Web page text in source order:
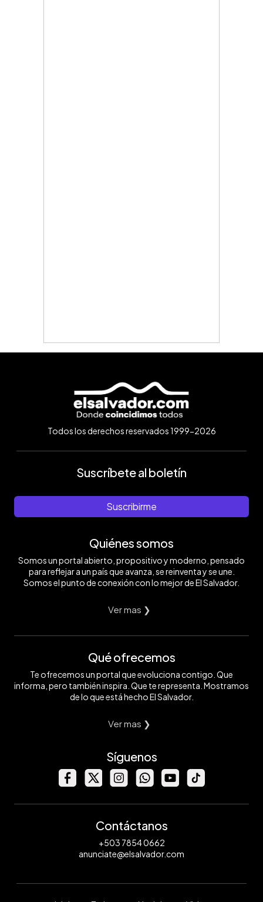
Todos los derechos reservados 1999-2026
Suscríbete al boletín
Suscribirme
Quiénes somos
Somos un portal abierto, propositivo y moderno, pensado
para reflejar a un país que avanza, se reinventa y se une.
Somos el punto de conexión con lo mejor de El Salvador.
Ver mas ❯
Qué ofrecemos
Te ofrecemos un portal que evoluciona contigo. Que
informa, pero también inspira. Que te representa. Mostramos
de lo que está hecho El Salvador.
Ver mas ❯
Síguenos
Contáctanos
+503 7854 0662
anunciate@elsalvador.com